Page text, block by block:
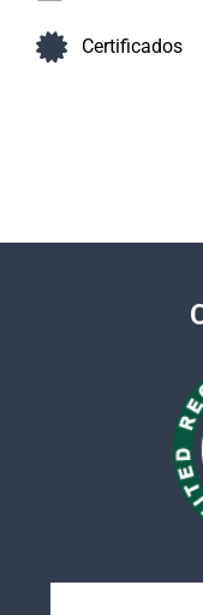
Certificados